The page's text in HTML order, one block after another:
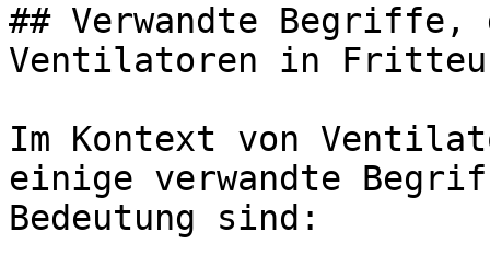
## Verwandte Begriffe,
Ventilatoren in
Im Kontext von
einige verwandte
Bedeutung sind: